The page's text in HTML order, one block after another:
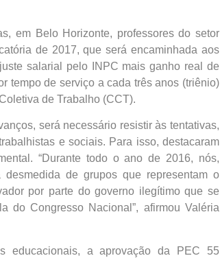
em Belo Horizonte, professores do setor
de 2017, que será encaminhada aos
salarial pelo INPC mais ganho real de
tempo de serviço a cada três anos (triênio)
de Trabalho (CCT).
será necessário resistir às tentativas,
e sociais. Para isso, destacaram
“Durante todo o ano de 2016, nós,
de grupos que representam o
por parte do governo ilegítimo que se
do Congresso Nacional”, afirmou Valéria
educacionais, a aprovação da PEC 55